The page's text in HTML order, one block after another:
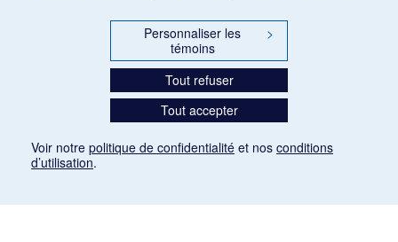
LES CARNETS DE LA RMO
INFOLETTRE – ARCHIVES
Personnaliser les
témoins
>
Tout refuser
Tout accepter
Voir notre politique de confidentialité et nos conditions
d’utilisation.